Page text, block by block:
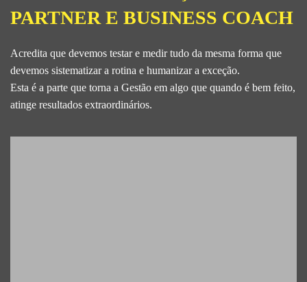
PARTNER E BUSINESS COACH
Acredita que devemos testar e medir tudo da mesma forma que
devemos sistematizar a rotina e humanizar a exceção.
Esta é a parte que torna a Gestão em algo que quando é bem feito,
atinge resultados extraordinários.